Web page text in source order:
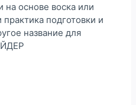
основе воска или
подготовки и
название для